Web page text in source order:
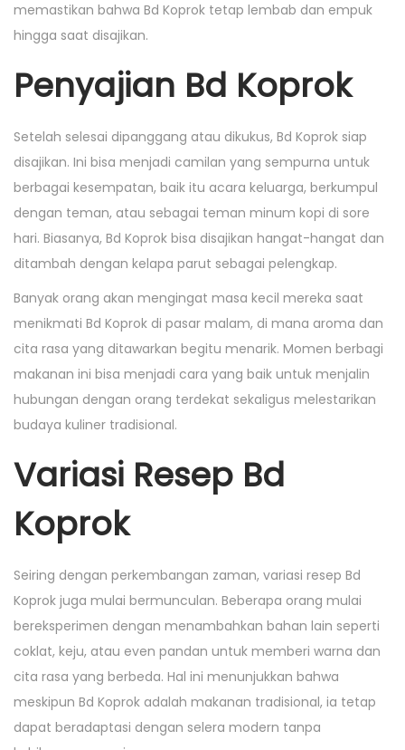
memastikan bahwa Bd Koprok tetap lembab dan empuk
hingga saat disajikan.
Penyajian Bd Koprok
Setelah selesai dipanggang atau dikukus, Bd Koprok siap
disajikan. Ini bisa menjadi camilan yang sempurna untuk
berbagai kesempatan, baik itu acara keluarga, berkumpul
dengan teman, atau sebagai teman minum kopi di sore
hari. Biasanya, Bd Koprok bisa disajikan hangat-hangat dan
ditambah dengan kelapa parut sebagai pelengkap.
Banyak orang akan mengingat masa kecil mereka saat
menikmati Bd Koprok di pasar malam, di mana aroma dan
cita rasa yang ditawarkan begitu menarik. Momen berbagi
makanan ini bisa menjadi cara yang baik untuk menjalin
hubungan dengan orang terdekat sekaligus melestarikan
budaya kuliner tradisional.
Variasi Resep Bd
Koprok
Seiring dengan perkembangan zaman, variasi resep Bd
Koprok juga mulai bermunculan. Beberapa orang mulai
bereksperimen dengan menambahkan bahan lain seperti
coklat, keju, atau even pandan untuk memberi warna dan
cita rasa yang berbeda. Hal ini menunjukkan bahwa
meskipun Bd Koprok adalah makanan tradisional, ia tetap
dapat beradaptasi dengan selera modern tanpa